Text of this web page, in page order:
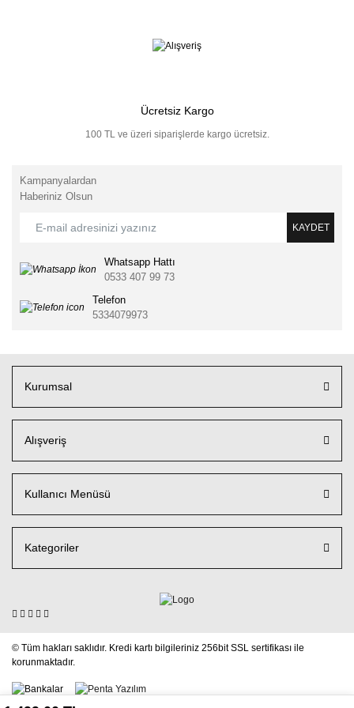
Ücretsiz Kargo
100 TL ve üzeri siparişlerde kargo ücretsiz.
Kampanyalardan
Haberiniz Olsun
KAYDET
Whatsapp Hattı
0533 407 99 73
Telefon
5334079973
Kurumsal
Alışveriş
Kullanıcı Menüsü
Kategoriler
© Tüm hakları saklıdır. Kredi kartı bilgileriniz 256bit SSL sertifikası ile
korunmaktadır.